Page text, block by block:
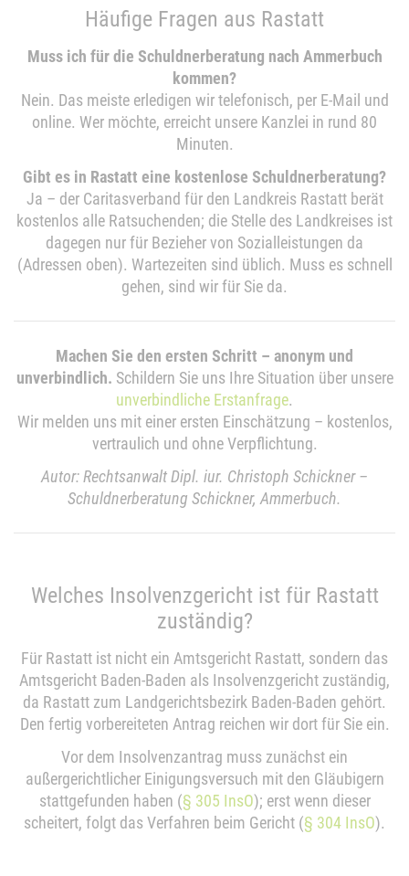
Häufige Fragen aus Rastatt
Muss ich für die Schuldnerberatung nach Ammerbuch
kommen?
Nein. Das meiste erledigen wir telefonisch, per E-Mail und
online. Wer möchte, erreicht unsere Kanzlei in rund 80
Minuten.
Gibt es in Rastatt eine kostenlose Schuldnerberatung?
Ja – der Caritasverband für den Landkreis Rastatt berät
kostenlos alle Ratsuchenden; die Stelle des Landkreises ist
dagegen nur für Bezieher von Sozialleistungen da
(Adressen oben). Wartezeiten sind üblich. Muss es schnell
gehen, sind wir für Sie da.
Machen Sie den ersten Schritt – anonym und
unverbindlich. Schildern Sie uns Ihre Situation über unsere
unverbindliche Erstanfrage.
Wir melden uns mit einer ersten Einschätzung – kostenlos,
vertraulich und ohne Verpflichtung.
Autor: Rechtsanwalt Dipl. iur. Christoph Schickner –
Schuldnerberatung Schickner, Ammerbuch.
Welches Insolvenzgericht ist für Rastatt
zuständig?
Für Rastatt ist nicht ein Amtsgericht Rastatt, sondern das
Amtsgericht Baden-Baden als Insolvenzgericht zuständig,
da Rastatt zum Landgerichtsbezirk Baden-Baden gehört.
Den fertig vorbereiteten Antrag reichen wir dort für Sie ein.
Vor dem Insolvenzantrag muss zunächst ein
außergerichtlicher Einigungsversuch mit den Gläubigern
stattgefunden haben (§ 305 InsO); erst wenn dieser
scheitert, folgt das Verfahren beim Gericht (§ 304 InsO).